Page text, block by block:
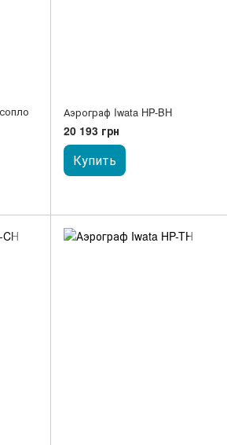
Аэрограф Iwata HP-BH
20 193 грн
Купить